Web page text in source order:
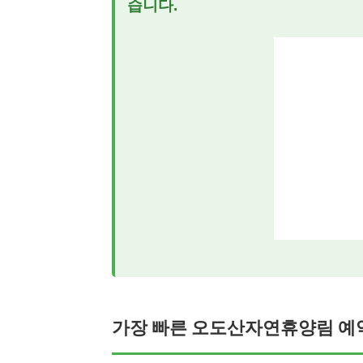
습니다.
가장 빠른 오도산자연휴양림 예